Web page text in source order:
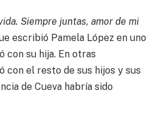
Siempre juntas, amor de mi
escribió Pamela López en uno
con su hija. En otras
con el resto de sus hijos y sus
de Cueva habría sido